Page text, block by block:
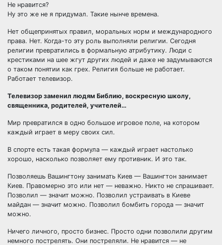
Не нравится?
Ну это же не я придумал. Такие нынче времена.
Нет общепринятых правил, моральных норм и международного
права. Нет. Когда-то эту роль выполняли религии. Сегодня
религии превратились в формальную атрибутику. Люди с
крестиками на шее жгут других людей и даже не задумываются
о таком понятии как грех. Религия больше не работает.
Работает телевизор.
Телевизор заменил людям Библию, воскресную школу,
священника, родителей, учителей…
Мир превратился в одно большое игровое поле, на котором
каждый играет в меру своих сил.
В спорте есть такая формула — каждый играет настолько
хорошо, насколько позволяет ему противник. И это так.
Позволяешь Вашингтону занимать Киев — Вашингтон занимает
Киев. Правомерно это или нет — неважно. Никто не спрашивает.
Позволил — значит можно. Позволил устраивать в Киеве
майдан — значит можно. Позволил бомбить города — значит
можно.
Ничего личного, просто бизнес. Просто одни позволили другим
немного пострелять. Они постреляли. Не нравится — не